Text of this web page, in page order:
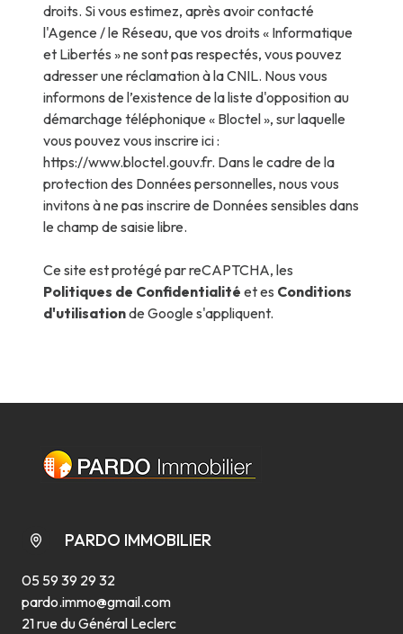
droits. Si vous estimez, après avoir contacté
l'Agence / le Réseau, que vos droits « Informatique
et Libertés » ne sont pas respectés, vous pouvez
adresser une réclamation à la CNIL. Nous vous
informons de l’existence de la liste d'opposition au
démarchage téléphonique « Bloctel », sur laquelle
vous pouvez vous inscrire ici :
https://www.bloctel.gouv.fr. Dans le cadre de la
protection des Données personnelles, nous vous
invitons à ne pas inscrire de Données sensibles dans
le champ de saisie libre.
Ce site est protégé par reCAPTCHA, les
Politiques de Confidentialité et es Conditions
d'utilisationde Google s'appliquent.
PARDO IMMOBILIER
05 59 39 29 32
pardo.immo@gmail.com
21 rue du Général Leclerc